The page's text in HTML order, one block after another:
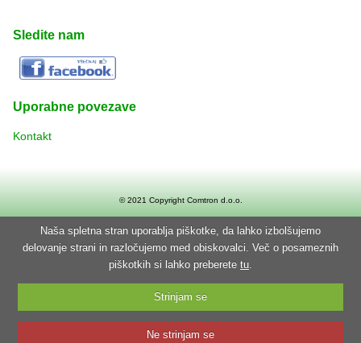
Sledite nam
Uporabne povezave
Kontakt
© 2021 Copyright Comtron d.o.o.
Naša spletna stran uporablja piškotke, da lahko izbolšujemo
delovanje strani in razločujemo med obiskovalci. Več o posameznih
piškotkih si lahko preberete tu.
Strinjam se
Ne strinjam se